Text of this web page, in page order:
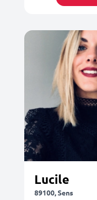
Lucile
89100, Sens